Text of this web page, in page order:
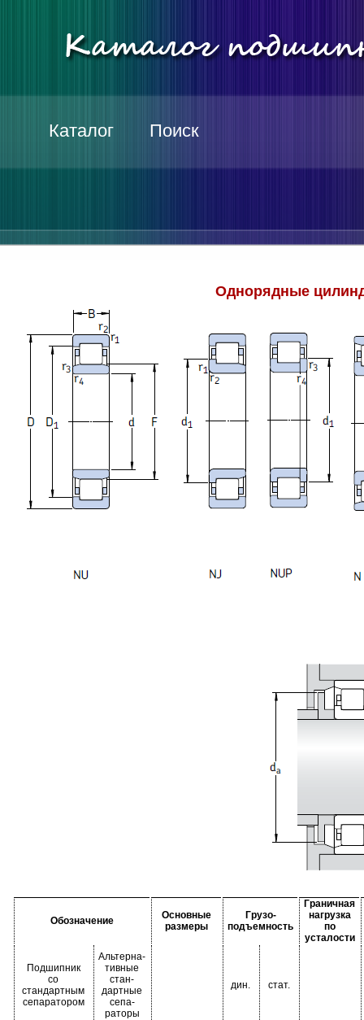
Каталог Поиск
Однорядные
Обозначение
Основные
размеры
Грузо-
подъемность
Граничная
нагрузка
по
усталости
Подшипник
со
стандартным
сепаратором
Альтерна-
тивные
стан-
дартные
сепа-
раторы
дин. стат.